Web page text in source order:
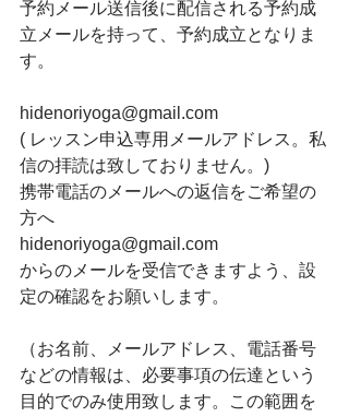
予約メール送信後に配信される予約成
立メールを持って、予約成立となりま
す。
hidenoriyoga@gmail.com
( レッスン申込専用メールアドレス。私
信の拝読は致しておりません。)
携帯電話のメールへの返信をご希望の
方へ
hidenoriyoga@gmail.com
からのメールを受信できますよう、設
定の確認をお願いします。
（お名前、メールアドレス、電話番号
などの情報は、必要事項の伝達という
目的でのみ使用致します。この範囲を